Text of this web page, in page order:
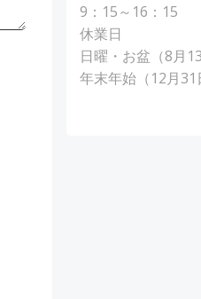
9：15～16：15
休業日
日曜・お盆（8月
年末年始（12月31